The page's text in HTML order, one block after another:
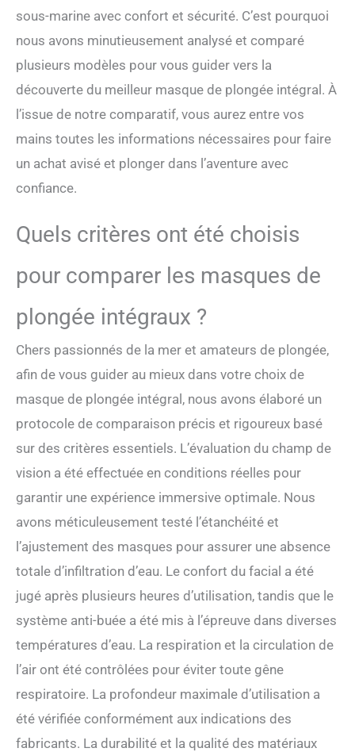
sous-marine avec confort et sécurité. C’est pourquoi
nous avons minutieusement analysé et comparé
plusieurs modèles pour vous guider vers la
découverte du meilleur masque de plongée intégral. À
l’issue de notre comparatif, vous aurez entre vos
mains toutes les informations nécessaires pour faire
un achat avisé et plonger dans l’aventure avec
confiance.
Quels critères ont été choisis
pour comparer les masques de
plongée intégraux ?
Chers passionnés de la mer et amateurs de plongée,
afin de vous guider au mieux dans votre choix de
masque de plongée intégral, nous avons élaboré un
protocole de comparaison précis et rigoureux basé
sur des critères essentiels. L’évaluation du champ de
vision a été effectuée en conditions réelles pour
garantir une expérience immersive optimale. Nous
avons méticuleusement testé l’étanchéité et
l’ajustement des masques pour assurer une absence
totale d’infiltration d’eau. Le confort du facial a été
jugé après plusieurs heures d’utilisation, tandis que le
système anti-buée a été mis à l’épreuve dans diverses
températures d’eau. La respiration et la circulation de
l’air ont été contrôlées pour éviter toute gêne
respiratoire. La profondeur maximale d’utilisation a
été vérifiée conformément aux indications des
fabricants. La durabilité et la qualité des matériaux